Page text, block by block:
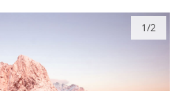
1/2